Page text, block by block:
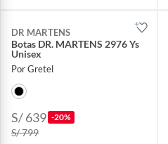
DR MARTENS
Botas DR. MARTENS 2976 Ys
Unisex
Por Gretel
S/ 639 -20%
S/ 799